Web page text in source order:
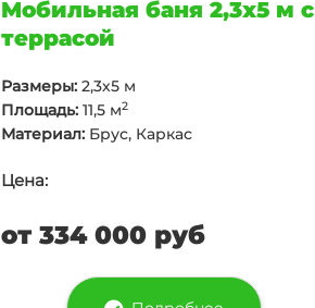
Мобильная баня 2,3х5 м с
террасой
Размеры:2,3х5 м
Площадь:11,5 м2
Материал:Брус, Каркас
Цена:
от 334 000 руб